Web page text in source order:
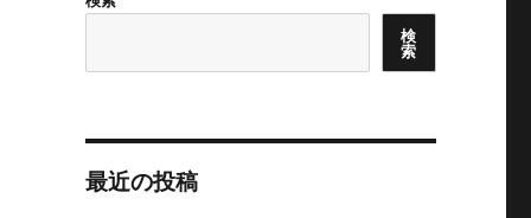
検
索
最近の投稿